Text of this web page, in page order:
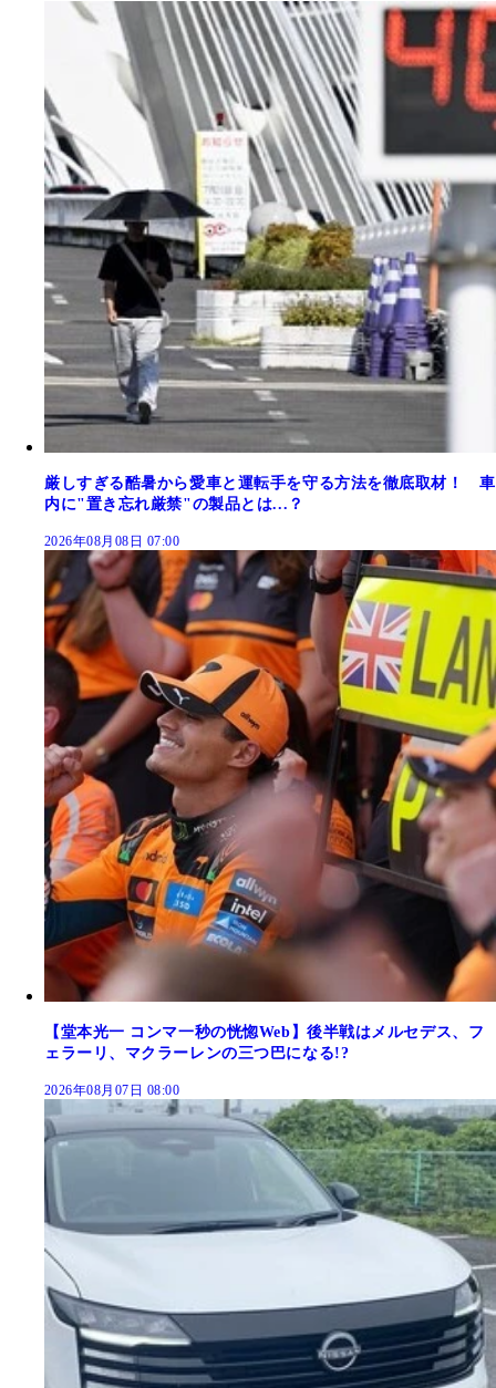
厳しすぎる酷暑から愛車と運転手を守る方法を徹底取材！ 車
内に"置き忘れ厳禁"の製品とは...？
2026年08月08日 07:00
【堂本光一 コンマ一秒の恍惚Web】後半戦はメルセデス、フ
ェラーリ、マクラーレンの三つ巴になる!?
2026年08月07日 08:00